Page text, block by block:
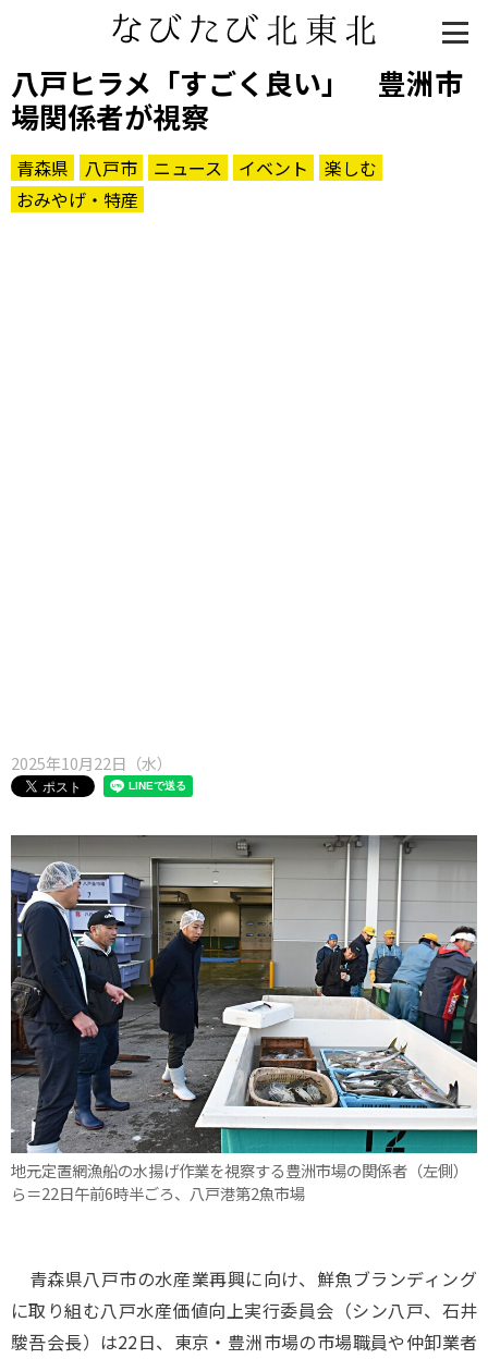
八戸ヒラメ「すごく良い」 豊洲市
場関係者が視察
青森県 八戸市 ニュース イベント
楽しむ
おみやげ・特産
2025年10月22日（水）
地元定置網漁船の水揚げ作業を視察する豊洲市場の関係者（左側）
ら＝22日午前6時半ごろ、八戸港第2魚市場
青森県八戸市の水産業再興に向け、鮮魚ブランディング
に取り組む八戸水産価値向上実行委員会（シン八戸、石井
駿吾会長）は22日、東京・豊洲市場の市場職員や仲卸業者